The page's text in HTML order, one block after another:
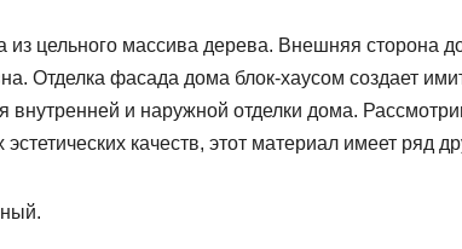
из цельного массива дерева. Внешняя сторона
Отделка фасада дома блок-хаусом создает
и наружной отделки дома.
качеств, этот материал имеет ряд